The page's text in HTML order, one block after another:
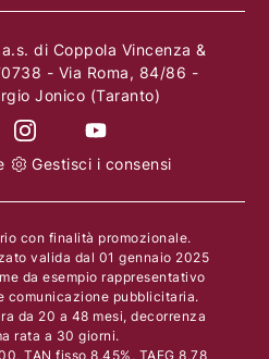
di Coppola Vincenza &
- Via Roma, 84/86 -
Jonico (Taranto)
Gestisci i consensi
con finalità promozionale.
valida dal 01 gennaio 2025
da esempio rappresentativo
comunicazione pubblicitaria.
da 20 a 48 mesi, decorrenza
rata a 30 giorni.
TAN fisso 8,45%, TAEG 8,78